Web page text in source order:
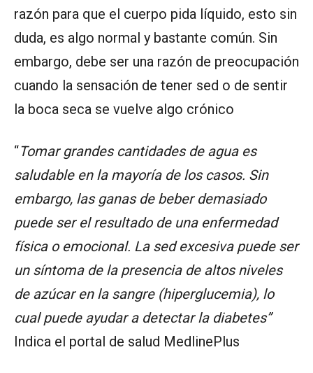
razón para que el cuerpo pida líquido, esto sin
duda, es algo normal y bastante común. Sin
embargo, debe ser una razón de preocupación
cuando la sensación de tener sed o de sentir
la boca seca se vuelve algo crónico
“Tomar grandes cantidades de agua es
saludable en la mayoría de los casos. Sin
embargo, las ganas de beber demasiado
puede ser el resultado de una enfermedad
física o emocional. La sed excesiva puede ser
un síntoma de la presencia de altos niveles
de azúcar en la sangre (hiperglucemia), lo
cual puede ayudar a detectar la diabetes”
Indica el portal de salud MedlinePlus